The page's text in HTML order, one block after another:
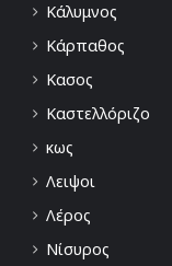
Κάλυμνος
Κάρπαθος
Κασος
Καστελλόριζο
κως
Λειψοι
Λέρος
Νίσυρος